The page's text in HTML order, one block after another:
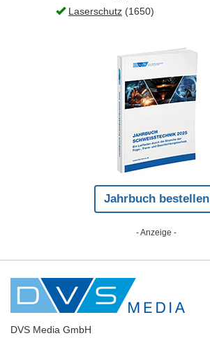
Laserschutz (1650)
Jahrbuch bestellen
- Anzeige -
DVS Media GmbH